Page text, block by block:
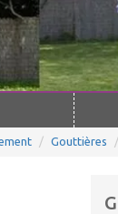
Gouttières